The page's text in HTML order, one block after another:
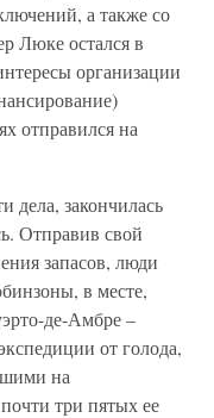
а также со
Люке остался в
организации
отправился на
дела, закончилась
Отправив свой
запасов, люди
в месте,
де-Амбре –
от голода,
на
три пятых ее